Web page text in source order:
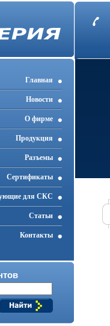
Главная
Новости
О фирме
Продукция
Разъемы
Cертификаты
для СКС
Статьи
Контакты